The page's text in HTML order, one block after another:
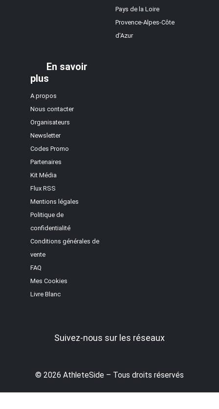
Pays de la Loire
Provence-Alpes-Côte
d'Azur
En savoir
plus
A propos
Nous contacter
Organisateurs
Newsletter
Codes Promo
Partenaires
Kit Média
Flux RSS
Mentions légales
Politique de
confidentialité
Conditions générales de
vente
FAQ
Mes Cookies
Livre Blanc
Suivez-nous sur les réseaux
© 2026 AthleteSide – Tous droits réservés